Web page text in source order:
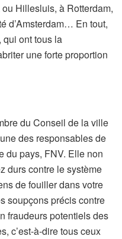
Hillesluis, à Rotterdam,
d’Amsterdam… En tout,
qui ont tous la
une forte proportion
du Conseil de la ville
des responsables de
du pays, FNV. Elle non
durs contre le système
de fouiller dans votre
soupçons précis contre
fraudeurs potentiels des
c’est-à-dire tous ceux